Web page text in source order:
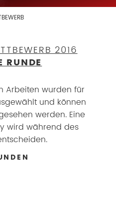
2016
RUNDE
Arbeiten wurden für
und können
werden. Eine
wird während des